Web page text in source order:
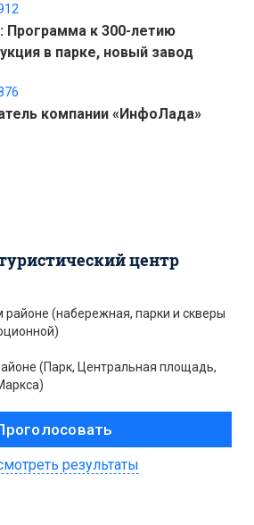
Программа к 300-летию
в парке, новый завод
компании «ИнфоЛада»
центр
районе (набережная, парки и скверы
(Парк, Центральная площадь,
результаты